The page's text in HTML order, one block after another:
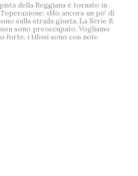
della Reggiana è tornato in
«Ho ancora un po' di
sulla strada giusta. La Serie B
sono preoccupato. Vogliamo
forte, i tifosi sono con noi»